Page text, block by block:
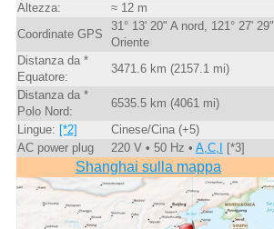
Altezza:
≈ 12 m
Coordinate GPS
31° 13' 20" A nord, 121° 27' 29"
Oriente
Distanza da *
Equatore:
3471.6 km (2157.1 mi)
Distanza da *
Polo Nord:
6535.5 km (4061 mi)
Lingue: [*2]
Cinese/Cina (+5)
AC power plug
220 V • 50 Hz • A,C,I [*3]
Shanghai sulla mappa